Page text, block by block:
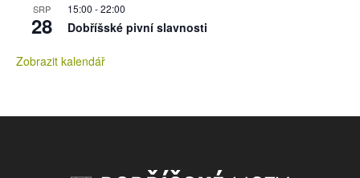
SRP
28
15:00 -22:00
Dobříšské pivní slavnosti
Zobrazit kalendář